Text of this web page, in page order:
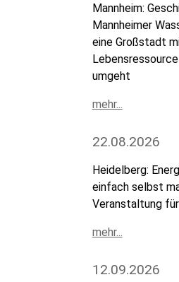
Mannheim:
Mannheimer
eine Großstadt
umgeht
mehr...
22.08.2026
Heidelberg:
einfach selbst
Veranstaltung
mehr...
12.09.2026